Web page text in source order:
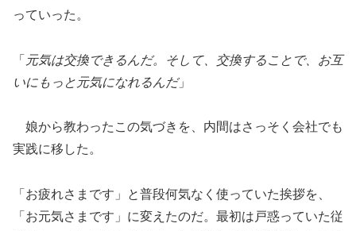
っていった。
「 元気は交換できるんだ。そして、交換することで、お互
いにもっと元気になれるんだ」
娘から教わったこの気づきを、内間はさっそく会社でも
実践に移した。
「お疲れさまです」と普段何気なく使っていた挨拶を、
「お元気さまです」に変えたのだ。最初は戸惑っていた従